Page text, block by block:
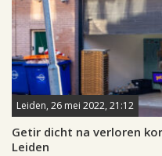
Leiden, 26 mei 2022, 21:12
Getir dicht na verloren
Leiden